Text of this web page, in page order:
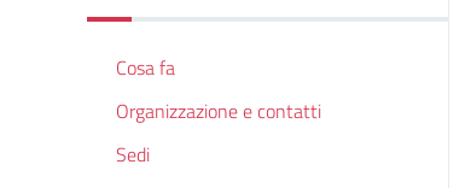
Cosa fa
Organizzazione e contatti
Sedi